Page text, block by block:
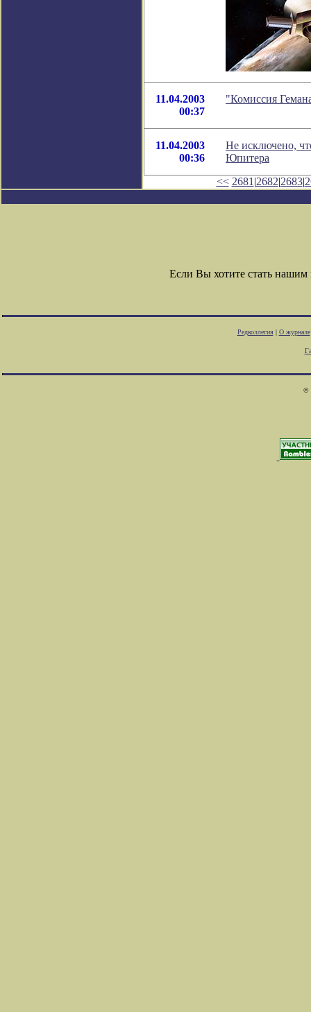
11.04.2003
00:37
"Комиссия
11.04.2003
00:36
Не исключено,
Юпитера
<< 2681 |2682|2683|
Если Вы хотите стать
Редколлегия| О журнале
©